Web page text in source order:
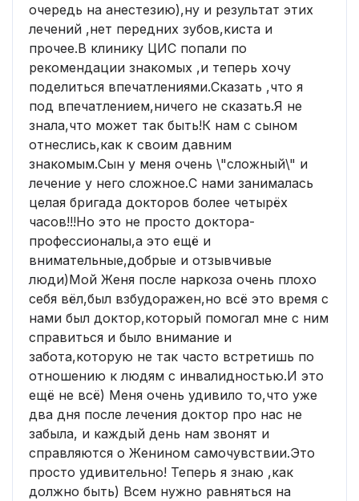
очередь на анестезию),ну и результат этих
лечений ,нет передних зубов,киста и
прочее.В клинику ЦИС попали по
рекомендации знакомых ,и теперь хочу
поделиться впечатлениями.Сказать ,что я
под впечатлением,ничего не сказать.Я не
знала,что может так быть!К нам с сыном
отнеслись,как к своим давним
знакомым.Сын у меня очень \"сложный\" и
лечение у него сложное.С нами занималась
целая бригада докторов более четырёх
часов!!!Но это не просто доктора-
профессионалы,а это ещё и
внимательные,добрые и отзывчивые
люди)Мой Женя после наркоза очень плохо
себя вёл,был взбудоражен,но всё это время с
нами был доктор,который помогал мне с ним
справиться и было внимание и
забота,которую не так часто встретишь по
отношению к людям с инвалидностью.И это
ещё не всё) Меня очень удивило то,что уже
два дня после лечения доктор про нас не
забыла, и каждый день нам звонят и
справляются о Женином самочувствии.Это
просто удивительно! Теперь я знаю ,как
должно быть) Всем нужно равняться на